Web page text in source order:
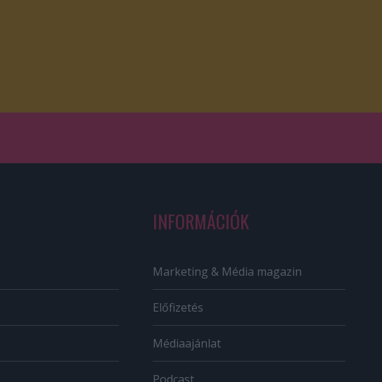
INFORMÁCIÓK
Marketing & Média magazin
Előfizetés
Médiaajánlat